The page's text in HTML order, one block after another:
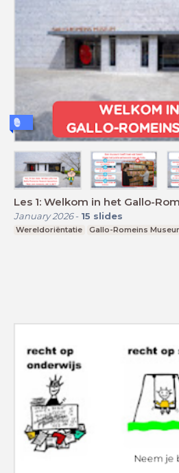
Les 1: Welkom in het Gallo-
January 2026- 15 slides
Wereldoriëntatie Gallo-Romeins